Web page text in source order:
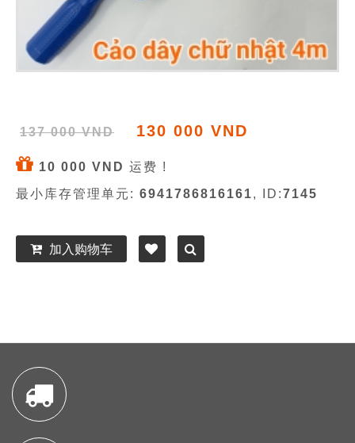
137 000 VND 130 000 VND
10 000 VND 运费 !
最小库存管理单元: 6941786816161, ID:7145
加入购物车